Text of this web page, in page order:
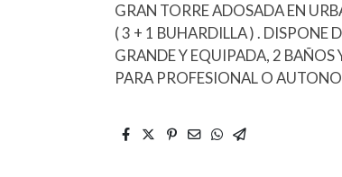
GRAN TORRE ADOSADA EN
( 3 + 1 BUHARDILLA ) . DISPONE
GRANDE Y EQUIPADA, 2 BAÑOS
PARA PROFESIONAL O